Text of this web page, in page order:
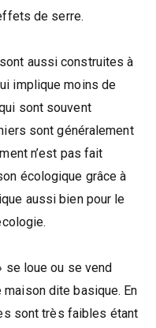
de serre.
aussi construites à
implique moins de
sont souvent
sont généralement
n’est pas fait
écologique grâce à
aussi bien pour le
se loue ou se vend
maison dite basique. En
sont très faibles étant